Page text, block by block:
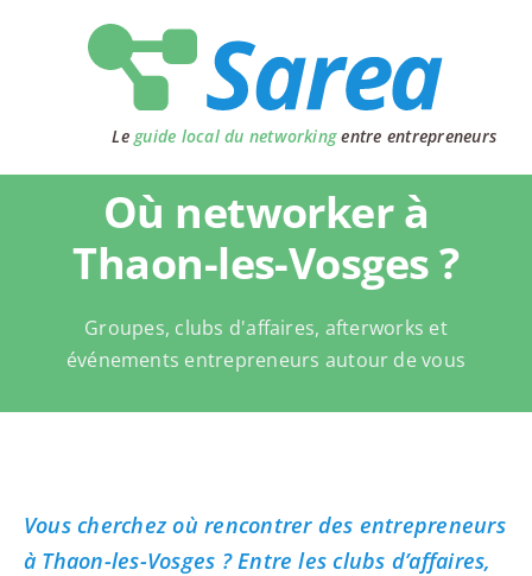
Le guide local du networkingentre entrepreneurs
Où networker à
Thaon-les-Vosges ?
Groupes, clubs d'affaires, afterworks et
événements entrepreneurs autour de vous
Vous cherchez où rencontrer des entrepreneurs
à Thaon-les-Vosges ? Entre les clubs d’affaires,